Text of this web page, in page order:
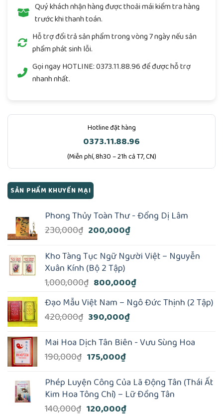
Quý khách nhận hàng được thoải mái kiểm tra hàng
trước khi thanh toán.
Hỗ trợ đổi trả sản phẩm trong vòng 7 ngày nếu sản
phẩm phát sinh lỗi.
Gọi ngay HOTLINE: 0373.11.88.96để được hỗ trợ
nhanh nhất.
Hotline đặt hàng
0373.11.88.96
(Miễn phí, 8h30 – 21h cả T7, CN)
SẢN PHẨM KHUYẾN MẠI
Phong Thủy Toàn Thư - Đổng Dị Lâm
230,000₫ Giá
là:
230,000₫.
200,000₫Giá
tại
200,000₫.
Kho Tàng Tục Ngữ Người Việt – Nguyễn
Xuân Kính (Bộ 2 Tập)
1,000,000₫ Giá
là:
1,000,000₫.
800,000₫Giá
tại
Đạo Mẫu Việt Nam – Ngô Đức Thịnh (2 Tập)
420,000₫ Giá
là:
420,000₫.
390,000₫Giá
tại
Mai Hoa Dịch Tân Biên - Vưu Sùng Hoa
190,000₫ Giá
là:
190,000₫.
175,000₫Giá
tại
là:
175,000₫.
Phép Luyện Công Của Lã Động Tân (Thái Ất
Kim Hoa Tông Chỉ) – Lữ Ðồng Tân
140,000₫ Giá
120,000₫Giá